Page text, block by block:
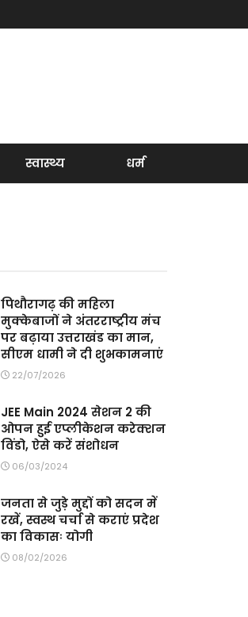
स्वास्थ्य धर्म
पिथौरागढ़ की महिला
मुक्केबाजों ने अंतरराष्ट्रीय मंच
पर बढ़ाया उत्तराखंड का मान,
सीएम धामी ने दी शुभकामनाएं
22/07/2026
JEE Main 2024 सेशन 2 की
ओपन हुई एप्लीकेशन करेक्शन
विंडो, ऐसे करें संशोधन
06/03/2024
जनता से जुड़े मुद्दों को सदन में
रखें, स्वस्थ चर्चा से कराएं प्रदेश
का विकासः योगी
08/02/2026